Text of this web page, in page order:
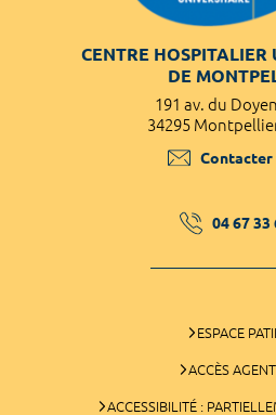
CENTRE HOSPITALIER
DE
191 av. du
34295
Contacter
04 67 33
ESPACE
ACCÈS
ACCESSIBILITÉ :